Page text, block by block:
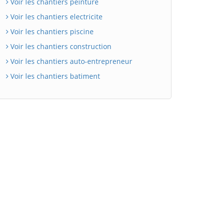
Voir les chantiers electricite
Voir les chantiers piscine
Voir les chantiers construction
Voir les chantiers auto-entrepreneur
Voir les chantiers batiment